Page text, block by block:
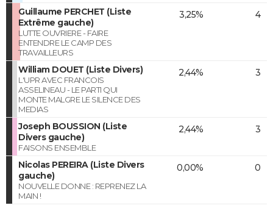
Guillaume PERCHET (Liste
Extrême gauche)
LUTTE OUVRIERE - FAIRE
ENTENDRE LE CAMP DES
TRAVAILLEURS
3,25% 4
William DOUET (Liste Divers)
L'UPR AVEC FRANCOIS
ASSELINEAU - LE PARTI QUI
MONTE MALGRE LE SILENCE DES
MEDIAS
2,44% 3
Joseph BOUSSION (Liste
Divers gauche)
FAISONS ENSEMBLE
2,44% 3
Nicolas PEREIRA (Liste Divers
gauche)
NOUVELLE DONNE : REPRENEZ LA
MAIN !
0,00% 0